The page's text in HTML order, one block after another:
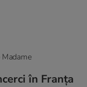
în Franța